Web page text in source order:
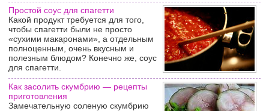
Простой соус для спагетти
Какой продукт требуется для того,
чтобы спагетти были не просто
«сухими макаронами», а отдельным
полноценным, очень вкусным и
полезным блюдом? Конечно же, соус
для спагетти.
Как засолить скумбрию — рецепты
приготовления
Замечательную соленую скумбрию